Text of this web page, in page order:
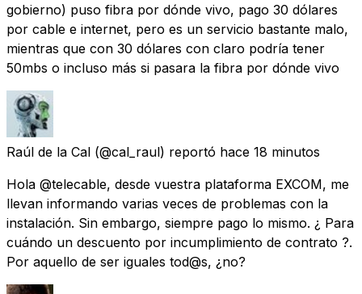
gobierno) puso fibra por dónde vivo, pago 30 dólares
por cable e internet, pero es un servicio bastante malo,
mientras que con 30 dólares con claro podría tener
50mbs o incluso más si pasara la fibra por dónde vivo
Raúl de la Cal (@cal_raul) reportó hace 18 minutos
Hola @telecable, desde vuestra plataforma EXCOM, me
llevan informando varias veces de problemas con la
instalación. Sin embargo, siempre pago lo mismo. ¿ Para
cuándo un descuento por incumplimiento de contrato ?.
Por aquello de ser iguales tod@s, ¿no?